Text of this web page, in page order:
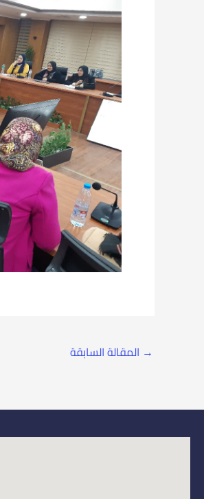
→ المقالة السابقة